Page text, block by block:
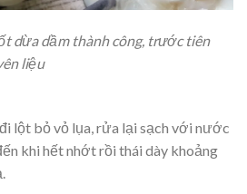
dừa dầm thành công, trước tiên
liệu
lột bỏ vỏ lụa, rửa lại sạch với nước
khi hết nhớt rồi thái dày khoảng